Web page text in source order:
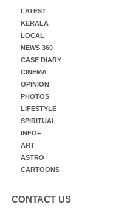
LATEST
KERALA
LOCAL
NEWS 360
CASE DIARY
CINEMA
OPINION
PHOTOS
LIFESTYLE
SPIRITUAL
INFO+
ART
ASTRO
CARTOONS
CONTACT US